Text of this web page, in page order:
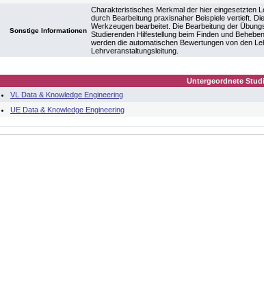
Sonstige Informationen
Charakteristisches Merkmal der hier eingesetzten
durch Bearbeitung praxisnaher Beispiele vertieft.
Werkzeugen bearbeitet. Die Bearbeitung der
Studierenden Hilfestellung beim Finden und
werden die automatischen Bewertungen von den
Lehrveranstaltungsleitung.
Untergeordnete
VL Data & Knowledge Engineering
UE Data & Knowledge Engineering